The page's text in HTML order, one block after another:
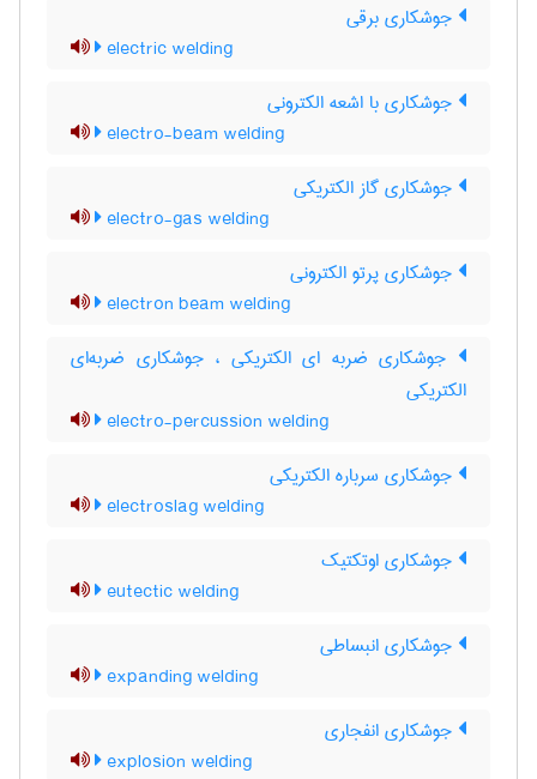
جوشکاری برقی
electric welding
جوشکاری با اشعه الکترونی
electro-beam welding
جوشکاری گاز الکتریکی
electro-gas welding
جوشکاری پرتو الکترونی
electron beam welding
جوشکاری ضربه ای الکتریکی ، جوشکاری ضربه‌ای
الکتریکی
electro-percussion welding
جوشکاری سرباره الکتریکی
electroslag welding
جوشکاری اوتکتیک
eutectic welding
جوشکاری انبساطی
expanding welding
جوشکاری انفجاری
explosion welding